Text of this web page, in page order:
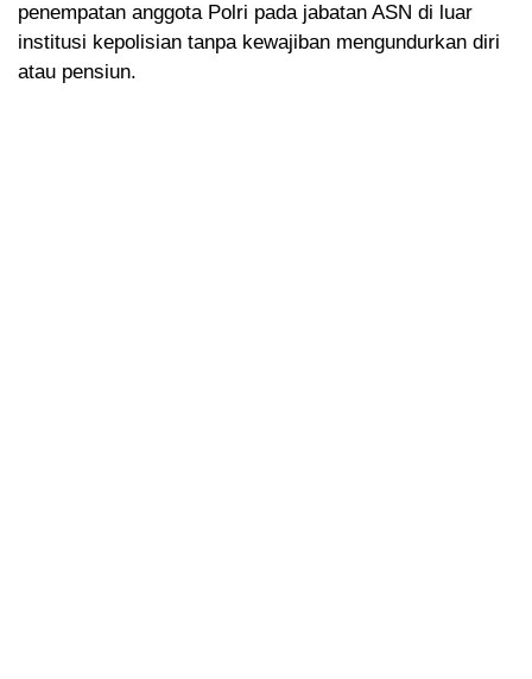
penempatan anggota Polri pada jabatan ASN di luar
institusi kepolisian tanpa kewajiban mengundurkan diri
atau pensiun.